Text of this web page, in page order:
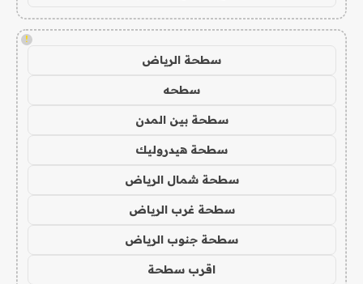
!
سطحة الرياض
سطحه
سطحة بين المدن
سطحة هيدروليك
سطحة شمال الرياض
سطحة غرب الرياض
سطحة جنوب الرياض
اقرب سطحة